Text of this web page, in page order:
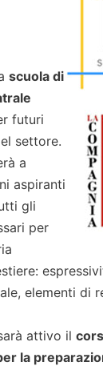
scuola di
futuri
settore.
a
aspiranti
gli
per
elementi di
attivo il
la